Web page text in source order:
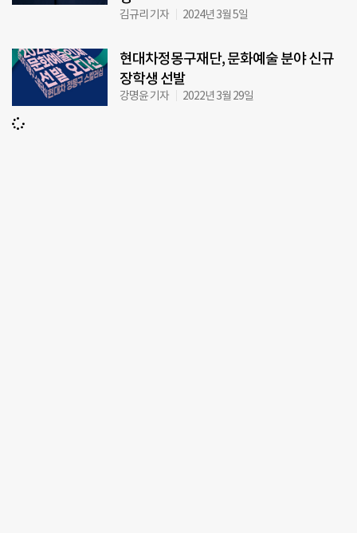
김규리 기자 2024년 3월 5일
현대차정몽구재단, 문화예술 분야 신규
장학생 선발
강명윤 기자 2022년 3월 29일